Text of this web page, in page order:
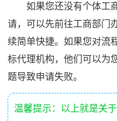
如果您还没有个体工商
请，可以先前往工商部门
续简单快捷。如果您对流
标代理机构，他们可以为
题导致申请失败。
温馨提示：以上就是关于